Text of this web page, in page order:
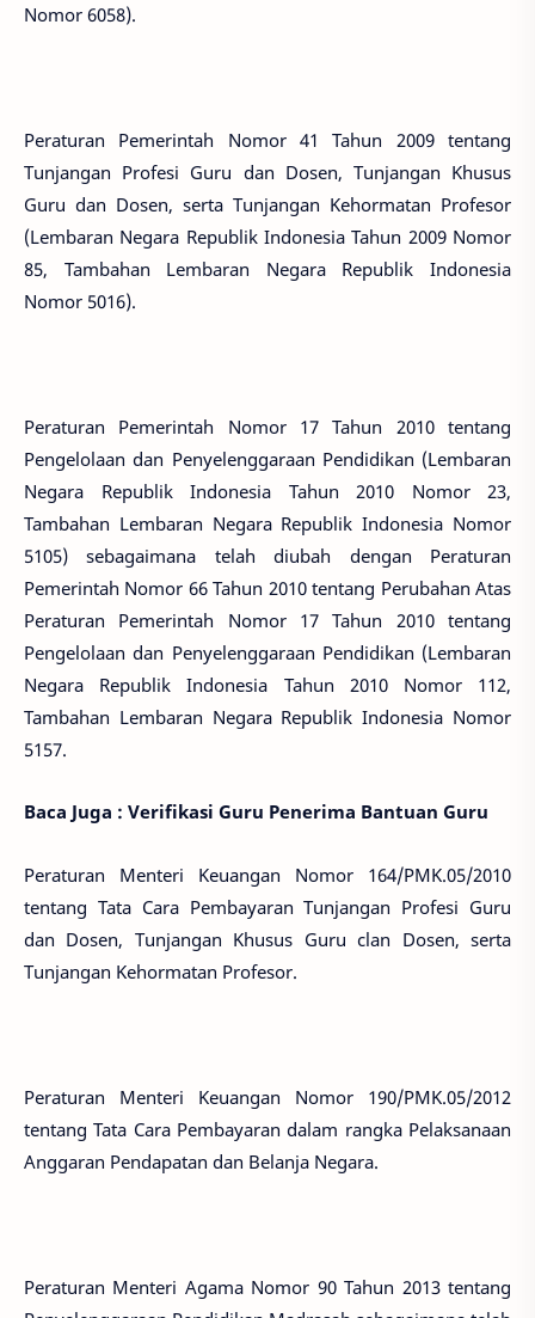
Nomor 6058).
Peraturan Pemerintah Nomor 41 Tahun 2009 tentang
Tunjangan Profesi Guru dan Dosen, Tunjangan Khusus
Guru dan Dosen, serta Tunjangan Kehormatan Profesor
(Lembaran Negara Republik Indonesia Tahun 2009 Nomor
85, Tambahan Lembaran Negara Republik Indonesia
Nomor 5016).
Peraturan Pemerintah Nomor 17 Tahun 2010 tentang
Pengelolaan dan Penyelenggaraan Pendidikan (Lembaran
Negara Republik Indonesia Tahun 2010 Nomor 23,
Tambahan Lembaran Negara Republik Indonesia Nomor
5105) sebagaimana telah diubah dengan Peraturan
Pemerintah Nomor 66 Tahun 2010 tentang Perubahan Atas
Peraturan Pemerintah Nomor 17 Tahun 2010 tentang
Pengelolaan dan Penyelenggaraan Pendidikan (Lembaran
Negara Republik Indonesia Tahun 2010 Nomor 112,
Tambahan Lembaran Negara Republik Indonesia Nomor
5157.
Baca Juga : Verifikasi Guru Penerima Bantuan Guru
Peraturan Menteri Keuangan Nomor 164/PMK.05/2010
tentang Tata Cara Pembayaran Tunjangan Profesi Guru
dan Dosen, Tunjangan Khusus Guru clan Dosen, serta
Tunjangan Kehormatan Profesor.
Peraturan Menteri Keuangan Nomor 190/PMK.05/2012
tentang Tata Cara Pembayaran dalam rangka Pelaksanaan
Anggaran Pendapatan dan Belanja Negara.
Peraturan Menteri Agama Nomor 90 Tahun 2013 tentang